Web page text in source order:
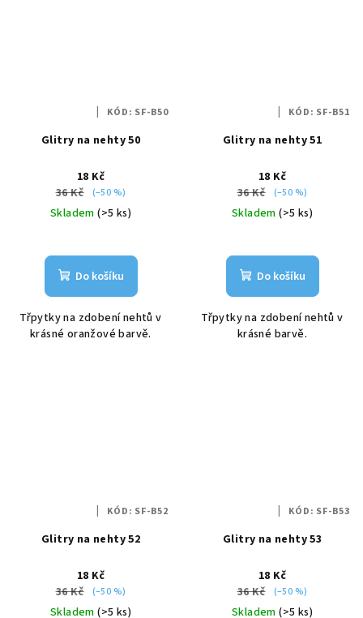
Glitry na nehty 50
18 Kč
36 Kč
(–50 %)
Skladem(>5 ks)
Do košíku
Třpytky na zdobení nehtů v
krásné oranžové barvě.
KÓD: SF-B50
Glitry na nehty 51
18 Kč
36 Kč
(–50 %)
Skladem(>5 ks)
Do košíku
Třpytky na zdobení nehtů v
krásné barvě.
KÓD: SF-B51
Glitry na nehty 52
18 Kč
36 Kč
(–50 %)
Skladem(>5 ks)
KÓD: SF-B52
Glitry na nehty 53
18 Kč
36 Kč
(–50 %)
Skladem(>5 ks)
KÓD: SF-B53